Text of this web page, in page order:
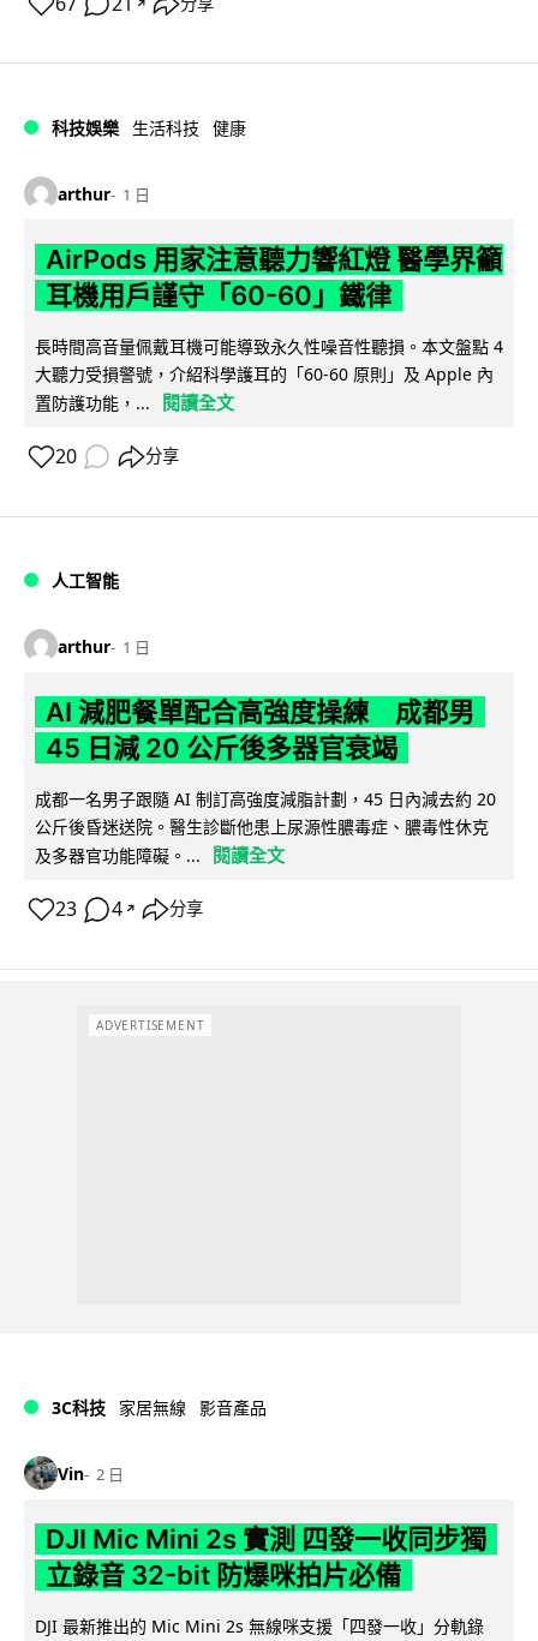
科技娛樂 生活科技 健康
arthur 1 日
AirPods 用家注意聽力響紅燈 醫學界籲
耳機用戶謹守「60-60」鐵律
長時間高音量佩戴耳機可能導致永久性噪音性聽損。本文盤點 4
大聽力受損警號，介紹科學護耳的「60-60 原則」及 Apple 內
置防護功能，...
閱讀全文
20 分享
人工智能
arthur 1 日
AI 減肥餐單配合高強度操練 成都男
45 日減 20 公斤後多器官衰竭
成都一名男子跟隨 AI 制訂高強度減脂計劃，45 日內減去約 20
公斤後昏迷送院。醫生診斷他患上尿源性膿毒症、膿毒性休克
及多器官功能障礙。...
閱讀全文
23 4 ↗ 分享
ADVERTISEMENT
3C科技 家居無線 影音產品
Vin 2 日
DJI Mic Mini 2s 實測 四發一收同步獨
立錄音 32-bit 防爆咪拍片必備
DJI 最新推出的 Mic Mini 2s 無線咪支援「四發一收」分軌錄